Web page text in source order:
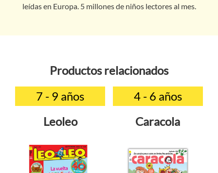
leídas en Europa. 5 millones de niños lectores al mes.
Productos relacionados
7 - 9 años
Leoleo
4 - 6 años
Caracola